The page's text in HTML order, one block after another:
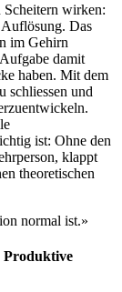
wirken:
Das
im Gehirn
damit
haben. Mit dem
schliessen und
ist: Ohne den
klappt
theoretischen
normal ist.»
Produktive